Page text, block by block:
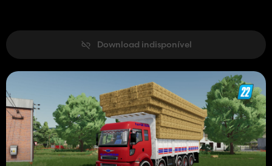
Download indisponível